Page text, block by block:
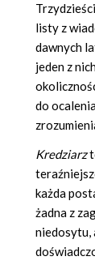
listy z
dawnych
jeden z
do
Kredziarz
każda
żadna z
niedosytu,